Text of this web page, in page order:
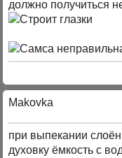
должно получиться
Makovka
при выпекании
духовку ёмкость с